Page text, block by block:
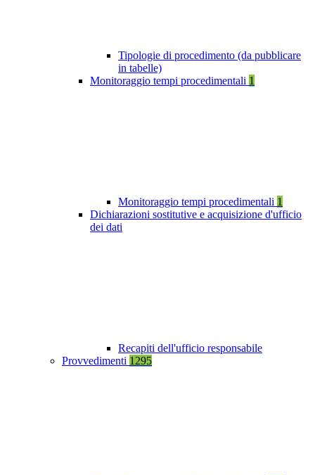
Tipologie di procedimento (da pubblicare
in tabelle)
Monitoraggio tempi procedimentali 1
Monitoraggio tempi procedimentali 1
Dichiarazioni sostitutive e acquisizione d'ufficio
dei dati
Recapiti dell'ufficio responsabile
Provvedimenti 1295